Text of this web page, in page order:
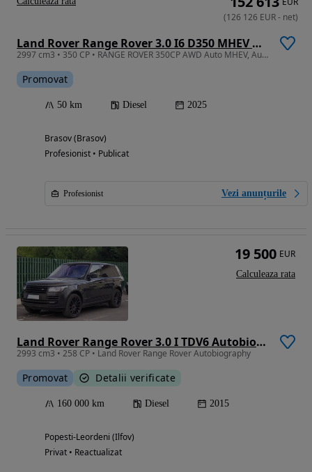
Land Rover Range Rover 3.0 I6 D350 MHEV Autobiography
2997 cm3 • 350 CP • RANGE ROVER 350CP AWD Auto MHEV, Autobiography
Promovat
50 km Diesel 2025
Brasov (Brasov)
Profesionist • Publicat
Profesionist Vezi anunțurile
(126 126 EUR- net)
Land Rover Range Rover 3.0 I TDV6 Autobiography
2993 cm3 • 258 CP • Land Rover Range Rover Autobiography
Promovat Detalii verificate
160 000 km Diesel 2015
Popesti-Leordeni (Ilfov)
Privat • Reactualizat
19 500 EUR
Calculeaza rata